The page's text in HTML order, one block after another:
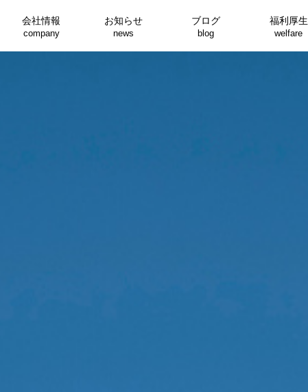
会社情報
company
お知らせ
news
ブログ
blog
福利厚生
welfare